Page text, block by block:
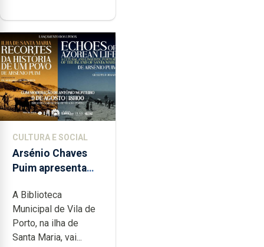
CULTURA E SOCIAL
Arsénio Chaves
Puim apresenta
Biblioteca de Vila
do Porto
A Biblioteca
Municipal de Vila de
Porto, na ilha de
Santa Maria, vai...